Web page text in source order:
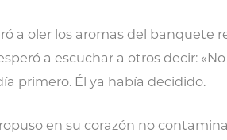
a oler los aromas del banquete
a escuchar a otros decir:
primero. Él ya había decidido.
en su corazón no